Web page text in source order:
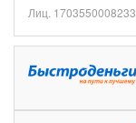
Лиц. 1703550008233